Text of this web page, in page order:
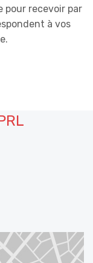
pour recevoir par
à vos